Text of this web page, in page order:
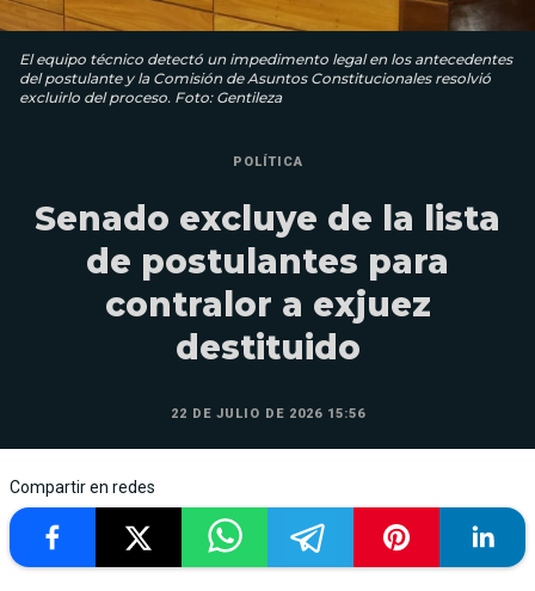
El equipo técnico detectó un impedimento legal en los antecedentes
del postulante y la Comisión de Asuntos Constitucionales resolvió
excluirlo del proceso. Foto: Gentileza
POLÍTICA
Senado excluye de la lista
de postulantes para
contralor a exjuez
destituido
22 DE JULIO DE 2026 15:56
Compartir en redes